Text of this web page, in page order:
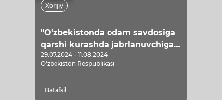
Xorijiy
"O'zbekistonda odam savdosiga
qarshi kurashda jabrlanuvchiga
qaratilgan yondashuvni targ'ib
qilish" loyihasi
29.07.2024 - 11.08.2024
O'zbekiston Respublikasi
Batafsil